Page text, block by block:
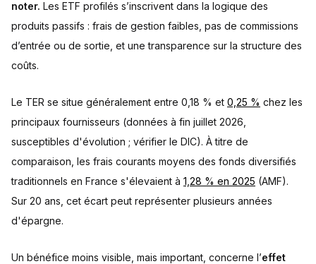
noter. Les ETF profilés s’inscrivent dans la logique des
produits passifs : frais de gestion faibles, pas de commissions
d’entrée ou de sortie, et une transparence sur la structure des
coûts.
Le TER se situe généralement entre 0,18 % et 0,25 % chez les
principaux fournisseurs (données à fin juillet 2026,
susceptibles d'évolution ; vérifier le DIC). À titre de
comparaison, les frais courants moyens des fonds diversifiés
traditionnels en France s'élevaient à 1,28 % en 2025 (AMF).
Sur 20 ans, cet écart peut représenter plusieurs années
d'épargne.
Un bénéfice moins visible, mais important, concerne l’effet